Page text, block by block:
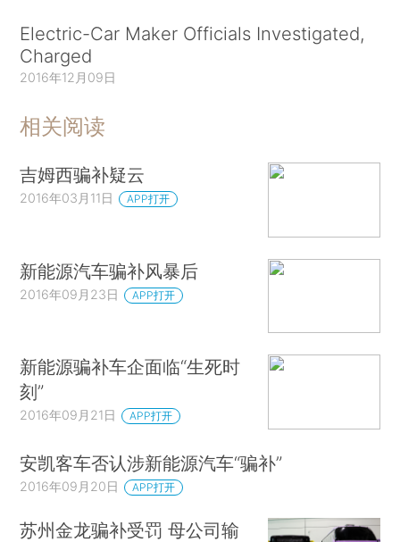
Electric-Car Maker Officials Investigated,
Charged
2016年12月09日
相关阅读
吉姆西骗补疑云
2016年03月11日 APP打开
新能源汽车骗补风暴后
2016年09月23日 APP打开
新能源骗补车企面临“生死时
刻”
2016年09月21日 APP打开
安凯客车否认涉新能源汽车“骗补”
2016年09月20日 APP打开
苏州金龙骗补受罚 母公司输